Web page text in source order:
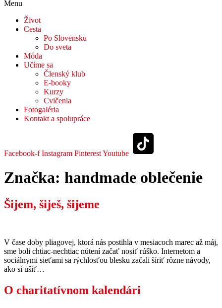
Menu
Život
Cesta
Po Slovensku
Do sveta
Móda
Učíme sa
Členský klub
E-booky
Kurzy
Cvičenia
Fotogaléria
Kontakt a spolupráce
Facebook-f Instagram PinterestYoutube
Značka: handmade oblečenie
Šijem, šiješ, šijeme
V čase doby pliagovej, ktorá nás postihla v mesiacoch marec až máj,
sme boli chtiac-nechtiac nútení začať nosiť rúško. Internetom a
sociálnymi sieťami sa rýchlosťou blesku začali šíriť rôzne návody,
ako si ušiť…
O charitatívnom kalendári